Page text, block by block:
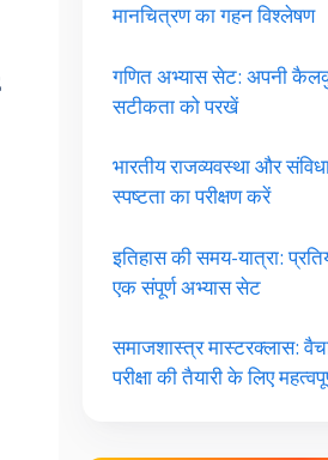
मानचित्रण का गहन विश्लेषण
गणित अभ्यास सेट: अपनी
सटीकता को परखें
भारतीय राजव्यवस्था और
स्पष्टता का परीक्षण करें
इतिहास की समय-यात्रा:
एक संपूर्ण अभ्यास सेट
समाजशास्त्र मास्टरक्लास:
परीक्षा की तैयारी के लिए